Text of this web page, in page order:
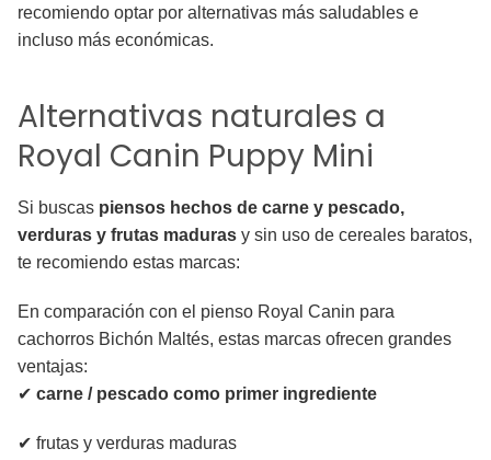
recomiendo optar por alternativas más saludables e
incluso más económicas.
Alternativas naturales a
Royal Canin Puppy Mini
Si buscas piensos hechos de carne y pescado,
verduras y frutas maduras y sin uso de cereales baratos,
te recomiendo estas marcas:
En comparación con el pienso Royal Canin para
cachorros Bichón Maltés, estas marcas ofrecen grandes
ventajas:
✔ carne / pescado como primer ingrediente
✔ frutas y verduras maduras